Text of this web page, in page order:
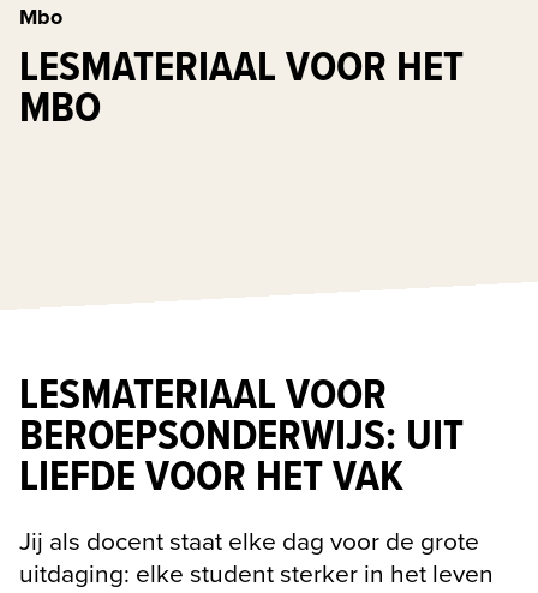
Mbo
LESMATERIAAL VOOR HET
MBO
LESMATERIAAL VOOR
BEROEPSONDERWIJS: UIT
LIEFDE VOOR HET VAK
Jij als docent staat elke dag voor de grote
uitdaging: elke student sterker in het leven